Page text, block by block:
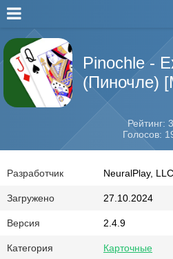
Pinochle -
(Пиночле)
Рейтинг:
Голосов:
Разработчик NeuralPlay, LLC
Загружено 27.10.2024
Версия 2.4.9
Категория Карточные